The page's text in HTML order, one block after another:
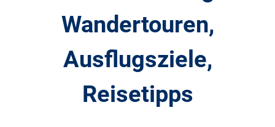
Wandertouren,
Ausflugsziele,
Reisetipps